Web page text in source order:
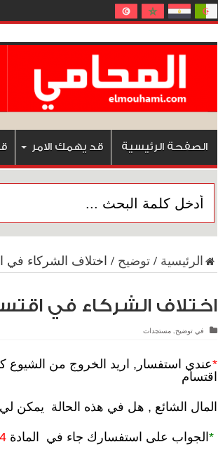
الصفحة الرئيسية قد يهمك الامر
الرئيسية /توضيح / اختلاف الشركاء في
اختلاف الشركاء في
فيتوضيح,مستجدات
*عندي استفسار, اريد الخروج من
اقتسام
المال الشائع , هل في هذه الحالة يمكن
* الجواب على استفسارك جاء في المادة